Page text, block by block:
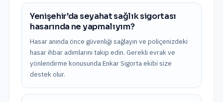
Yenişehir'da seyahat sağlık sigortası
hasarında ne yapmalıyım?
Hasar anında önce güvenliği sağlayın ve poliçenizdeki
hasar ihbar adımlarını takip edin. Gerekli evrak ve
yönlendirme konusunda Enkar Sigorta ekibi size
destek olur.